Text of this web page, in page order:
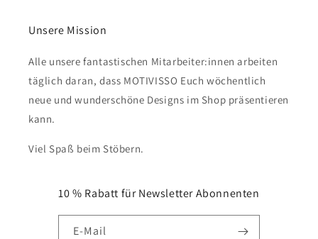
Unsere Mission
Alle unsere fantastischen Mitarbeiter:innen arbeiten
täglich daran, dass MOTIVISSO Euch wöchentlich
neue und wunderschöne Designs im Shop präsentieren
kann.
Viel Spaß beim Stöbern.
10 % Rabatt für Newsletter Abonnenten
E-Mail